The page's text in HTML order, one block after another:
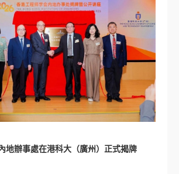
地辦事處在港科大（廣州）正式揭牌